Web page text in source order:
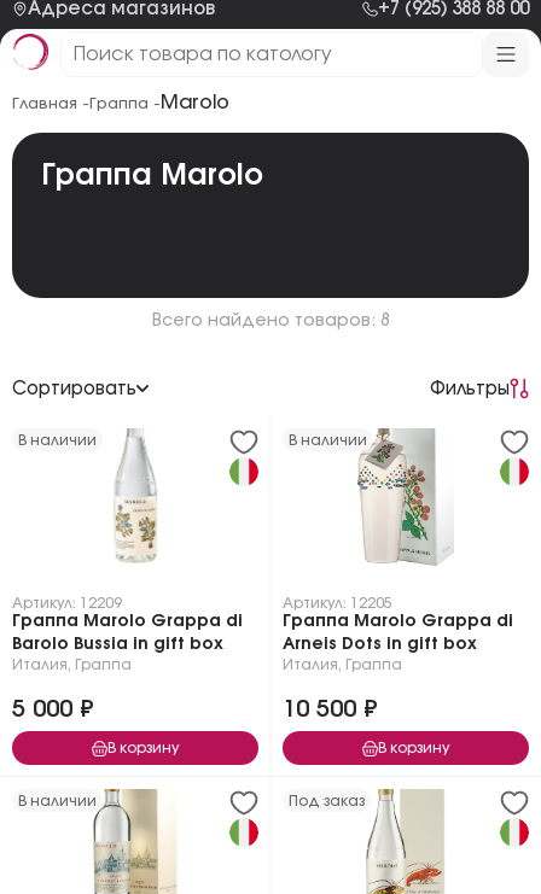
Адреса магазинов +7 (925) 388 88 00
Главная - Граппа - Marolo
Граппа Marolo
Всего найдено товаров: 8
Сортировать Фильтры
В наличии
Артикул: 12209
Граппа Marolo Grappa di
Barolo Bussia in gift box
Италия Граппа
5 000 ₽
В корзину
В наличии
Артикул: 12205
Граппа Marolo Grappa di
Arneis Dots in gift box
Италия Граппа
10 500 ₽
В корзину
В наличии Под заказ